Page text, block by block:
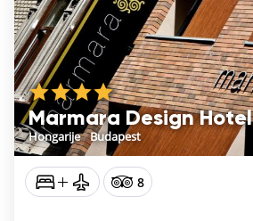
Marmara Design Hotel
Hongarije/Budapest
8